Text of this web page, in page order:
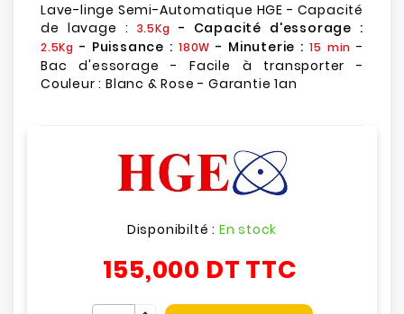
Lave-linge Semi-Automatique HGE - Capacité
de lavage :
3.5Kg - Capacité d'essorage :
2.5Kg - Puissance : 180W - Minuterie :15 min -
Bac d'essorage - Facile à transporter -
Couleur : Blanc & Rose - Garantie 1an
Disponibilté : En stock
155,000 DT TTC